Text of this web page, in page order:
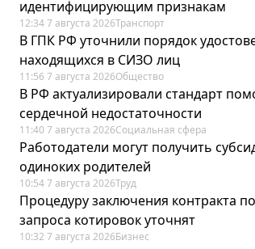
идентифицирующим признакам
12:34 7 августа 2026Транспорт
В ГПК РФ уточнили порядок
находящихся в СИЗО лиц
11:56 7 августа 2026Общество
В РФ актуализировали стандарт
сердечной недостаточности
11:40 7 августа 2026Социальная сфера
Работодатели могут получить
одиноких родителей
10:54 7 августа 2026Труд
Процедуру заключения контракта
запроса котировок уточнят
10:32 7 августа 2026Бизнес